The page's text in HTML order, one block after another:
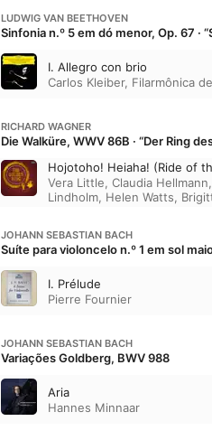
LUDWIG VAN BEETHOVEN
Sinfonia n.º 5 em dó menor, Op. 67 ·
I. Allegro con brio
Carlos Kleiber, Filarmônica
RICHARD WAGNER
Die Walküre, WWV 86B · “Der Ring
Hojotoho! Heiaha! (Ride of
Vera Little, Claudia Hellmann,
Lindholm, Helen Watts,
JOHANN SEBASTIAN BACH
Suíte para violoncelo n.º 1 em sol
I. Prélude
Pierre Fournier
JOHANN SEBASTIAN BACH
Variações Goldberg, BWV 988
Aria
Hannes Minnaar